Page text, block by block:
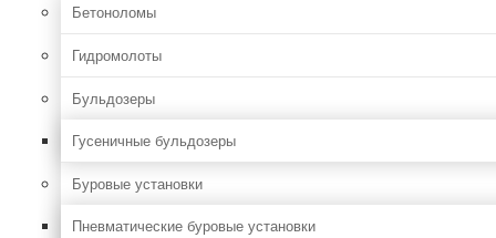
Бетоноломы
Гидромолоты
Бульдозеры
Гусеничные бульдозеры
Буровые установки
Пневматические буровые установки